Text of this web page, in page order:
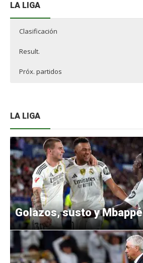
LA LIGA
Clasificación
Result.
Próx. partidos
LA LIGA
Golazos, susto y Mbappé